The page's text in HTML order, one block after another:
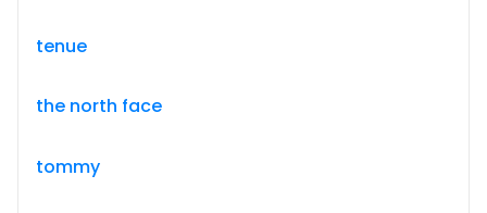
tenue
the north face
tommy